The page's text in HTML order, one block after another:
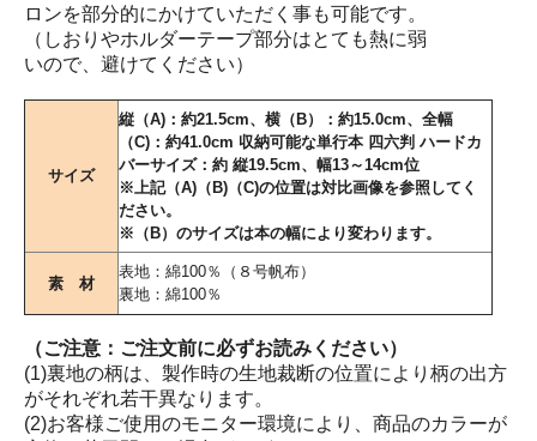
ロンを部分的にかけていただく事も可能です。
（しおりやホルダーテープ部分はとても熱に弱
いので、避けてください）
サイズ
縦（A)：約21.5cm、横（B）：約15.0cm、全幅
（C)：約41.0cm 収納可能な単行本 四六判 ハードカ
バーサイズ：約 縦19.5cm、幅13～14cm位
※上記（A)（B)（C)の位置は対比画像を参照してく
ださい。
※（B）のサイズは本の幅により変わります。
素 材
表地：綿100％（８号帆布）
裏地：綿100％
（ご注意：ご注文前に必ずお読みください）
(1)裏地の柄は、製作時の生地裁断の位置により柄の出方
がそれぞれ若干異なります。
(2)お客様ご使用のモニター環境により、商品のカラーが